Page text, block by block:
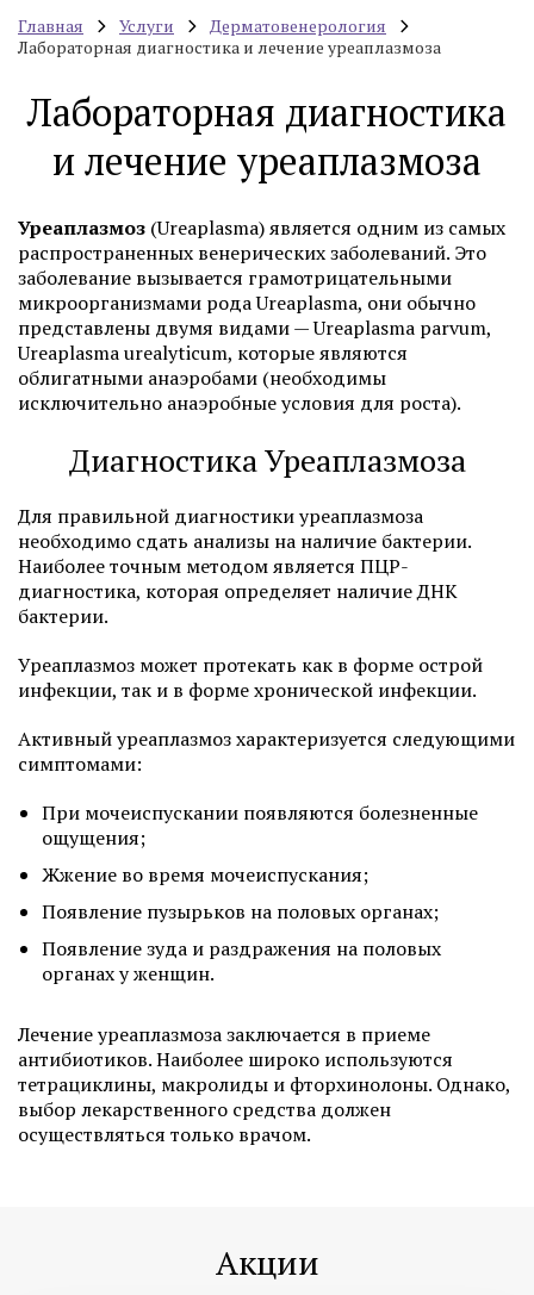
Главная Услуги
Дерматовенерология
Лабораторная диагностика и лечение уреаплазмоза
Лабораторная диагностика
и лечение уреаплазмоза
Уреаплазмоз (Ureaplasma) является одним из самых
распространенных венерических заболеваний. Это
заболевание вызывается грамотрицательными
микроорганизмами рода Ureaplasma, они обычно
представлены двумя видами — Ureaplasma parvum,
Ureaplasma urealyticum, которые являются
облигатными анаэробами (необходимы
исключительно анаэробные условия для роста).
Диагностика Уреаплазмоза
Для правильной диагностики уреаплазмоза
необходимо сдать анализы на наличие бактерии.
Наиболее точным методом является ПЦР-
диагностика, которая определяет наличие ДНК
бактерии.
Уреаплазмоз может протекать как в форме острой
инфекции, так и в форме хронической инфекции.
Активный уреаплазмоз характеризуется следующими
симптомами:
При мочеиспускании появляются болезненные
ощущения;
Жжение во время мочеиспускания;
Появление пузырьков на половых органах;
Появление зуда и раздражения на половых
органах у женщин.
Лечение уреаплазмоза заключается в приеме
антибиотиков. Наиболее широко используются
тетрациклины, макролиды и фторхинолоны. Однако,
выбор лекарственного средства должен
осуществляться только врачом.
Акции